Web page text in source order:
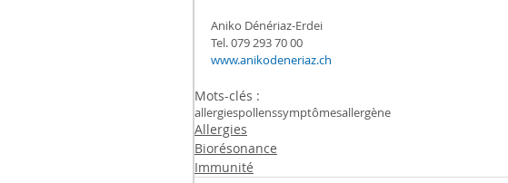
Aniko Dénériaz-Erdei
Tel. 079 293 70 00
www.anikodeneriaz.ch
Mots-clés :
allergiespollenssymptômesallergène
Allergies
Biorésonance
Immunité